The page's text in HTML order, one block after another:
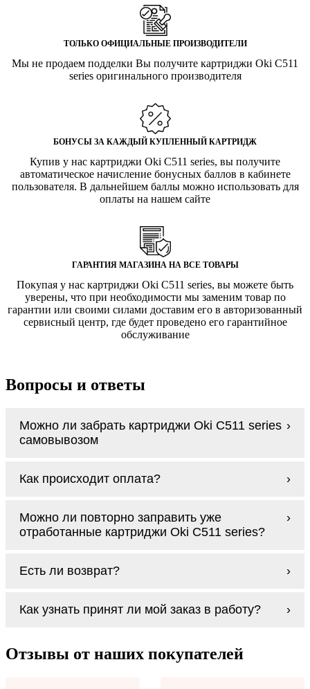
ТОЛЬКО ОФИЦИАЛЬНЫЕ ПРОИЗВОДИТЕЛИ
Мы не продаем подделки Вы получите картриджи Oki C511
series оригинального производителя
БОНУСЫ ЗА КАЖДЫЙ КУПЛЕННЫЙ КАРТРИДЖ
Купив у нас картриджи Oki C511 series, вы получите
автоматическое начисление бонусных баллов в кабинете
пользователя. В дальнейшем баллы можно использовать для
оплаты на нашем сайте
ГАРАНТИЯ МАГАЗИНА НА ВСЕ ТОВАРЫ
Покупая у нас картриджи Oki C511 series, вы можете быть
уверены, что при необходимости мы заменим товар по
гарантии или своими силами доставим его в авторизованный
сервисный центр, где будет проведено его гарантийное
обслуживание
Вопросы и ответы
Можно ли забрать картриджи Oki C511 series
самовывозом
доставим заказ и сделаем это бесплатно
доставляем Вам картриджи Oki C511 series
Как происходит оплата?
наличными курьеру при получении заказа.
Можно ли повторно заправить уже
отработанные картриджи Oki C511 series?
процесс проще, в случае с оригиналами
В любом случае вы можете заправить
картриджи Oki C511 series. У нас можно
моделей принтеров.
Есть ли возврат?
причине вам не подошли, мы при первом
Как узнать принят ли мой заказ в работу?
C511 series на указанную вами электронную
почту придёт письмо с копией заказа. Это
Отзывы от наших покупателей